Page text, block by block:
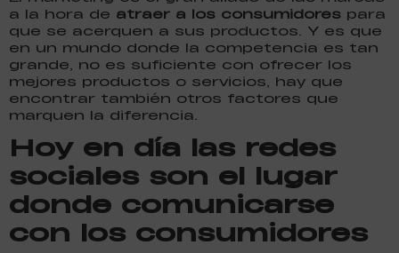
a la hora de atraer a los consumidores para
que se acerquen a sus productos. Y es que
en un mundo donde la competencia es tan
grande, no es suficiente con ofrecer los
mejores productos o servicios, hay que
encontrar también otros factores que
marquen la diferencia.
Hoy en día las redes
sociales son el lugar
donde comunicarse
con los consumidores